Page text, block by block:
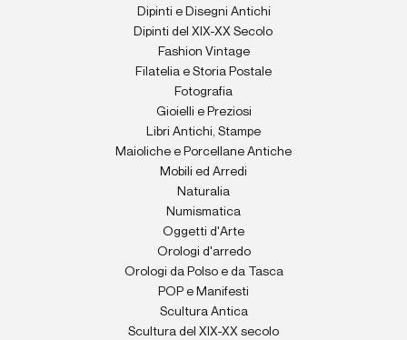
Dipinti e Disegni Antichi
Dipinti del XIX-XX Secolo
Fashion Vintage
Filatelia e Storia Postale
Fotografia
Gioielli e Preziosi
Libri Antichi, Stampe
Maioliche e Porcellane Antiche
Mobili ed Arredi
Naturalia
Numismatica
Oggetti d'Arte
Orologi d'arredo
Orologi da Polso e da Tasca
POP e Manifesti
Scultura Antica
Scultura del XIX-XX secolo